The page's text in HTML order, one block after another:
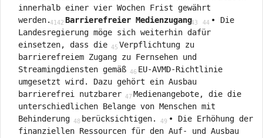
innerhalb einer vier Wochen Frist gewährt
werden.
Barrierefreier Medienzugang
• Die
Landesregierung möge sich weiterhin dafür
einsetzen, dass die
Verpflichtung zu
barrierefreiem Zugang zu Fernsehen und
Streamingdiensten gemäß
EU-AVMD-Richtlinie
umgesetzt wird. Dazu gehört ein Ausbau
barrierefrei nutzbarer
Medienangebote, die die
unterschiedlichen Belange von Menschen mit
Behinderung
berücksichtigen.
• Die Erhöhung der
finanziellen Ressourcen für den Auf- und Ausbau